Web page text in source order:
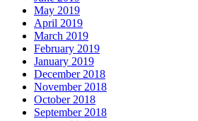
May 2019
April 2019
March 2019
February 2019
January 2019
December 2018
November 2018
October 2018
September 2018